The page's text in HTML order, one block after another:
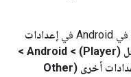
إعدادات
المشروع (Project Settings) > المشغّل (Player) > Android >
إعدادات أخرى (Other Settings) > إعدادات أخرى (Other